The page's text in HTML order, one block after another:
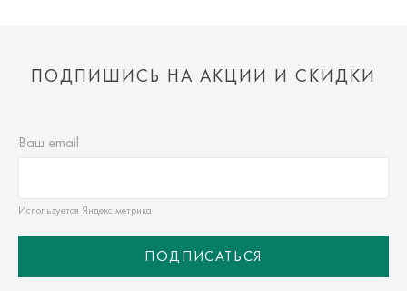
ПОДПИШИСЬ НА АКЦИИ И СКИДКИ
Ваш email
Используется Яндекс метрика
ПОДПИСАТЬСЯ